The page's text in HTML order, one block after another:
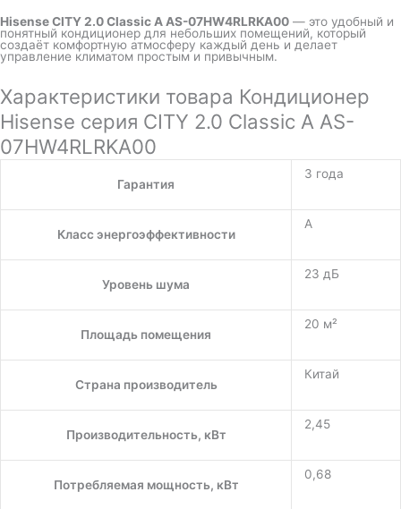
Hisense CITY 2.0 Classic A AS-07HW4RLRKA00 — это удобный и
понятный кондиционер для небольших помещений, который
создаёт комфортную атмосферу каждый день и делает
управление климатом простым и привычным.
Характеристики товара Кондиционер
Hisense серия CITY 2.0 Classic A AS-
07HW4RLRKA00
Гарантия
3 года
Класс энергоэффективности
A
Уровень шума
23 дБ
Площадь помещения
20 м²
Страна производитель
Китай
Производительность, кВт
2,45
Потребляемая мощность, кВт
0,68